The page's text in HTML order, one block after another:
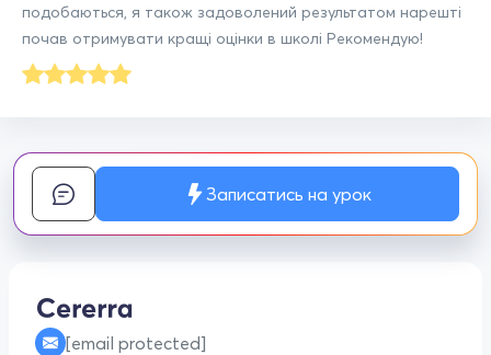
подобаються, я також задоволений результатом нарешті
почав отримувати кращі оцінки в школі Рекомендую!
Записатись на урок
[email protected]